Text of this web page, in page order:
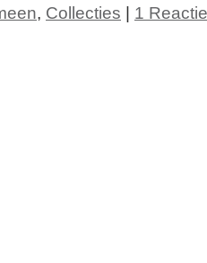
, Collecties | 1